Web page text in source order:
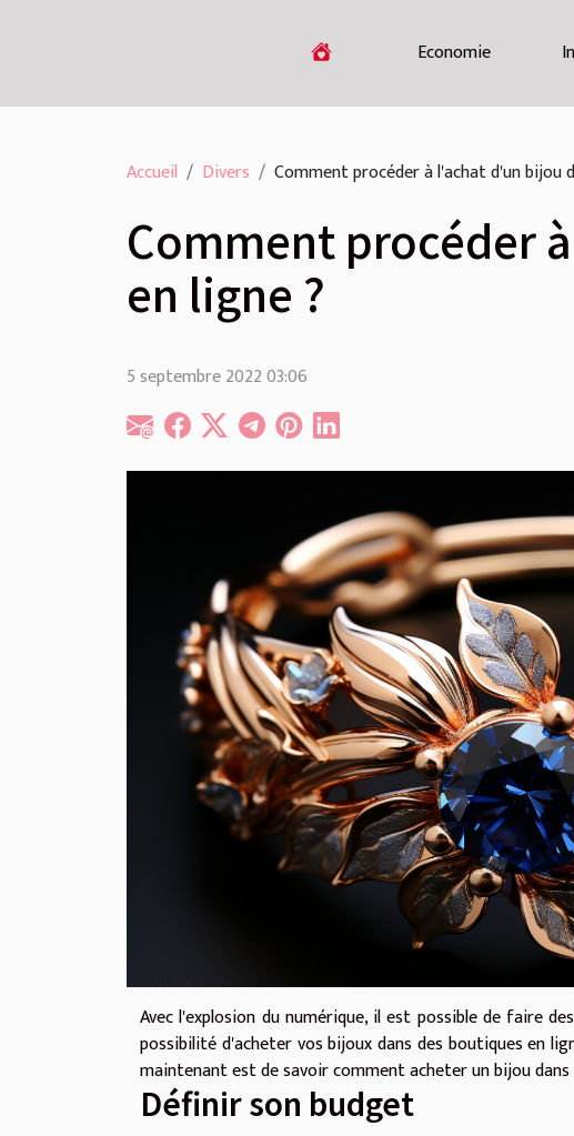
Economie
Accueil Divers Comment procéder à l'achat d'un bijou
Comment procéder
en ligne ?
5 septembre 2022 03:06
Avec l'explosion du numérique, il est possible de faire
possibilité d'acheter vos bijoux dans des boutiques en
maintenant est de savoir comment acheter un bijou dans
Définir son budget